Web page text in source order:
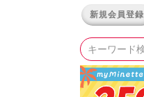
新規会員登録